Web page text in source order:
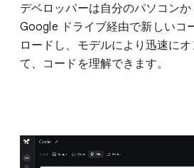
デベロッパーは自分のパソコン
Google ドライブ経由で新しいコ
ロードし、モデルにより迅速に
て、コードを理解できます。